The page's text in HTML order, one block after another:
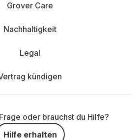
Grover Care
Nachhaltigkeit
Legal
kündigen
oder brauchst du Hilfe?
Hilfe erhalten